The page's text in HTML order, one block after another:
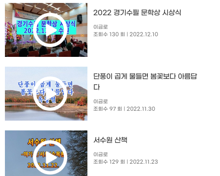
2022 경기수필 문학상 시상식
이금로
조회수 130 회
| 2022.12.10
단풍이 곱게 물들면 봄꽃보다 아름답
다
이금로
조회수 97 회
| 2022.11.30
서수원 산책
이금로
조회수 129 회
| 2022.11.23